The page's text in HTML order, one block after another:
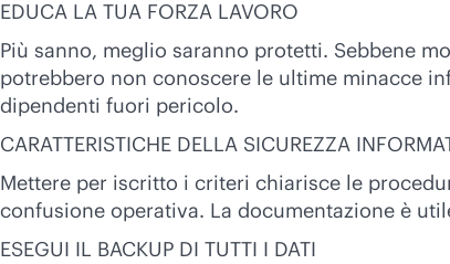
EDUCA LA TUA FORZA LAVORO
Più sanno, meglio saranno protetti. Sebbene
potrebbero non conoscere le ultime minacce
dipendenti fuori pericolo.
CARATTERISTICHE DELLA SICUREZZA
Mettere per iscritto i criteri chiarisce le
confusione operativa. La documentazione è
ESEGUI IL BACKUP DI TUTTI I DATI